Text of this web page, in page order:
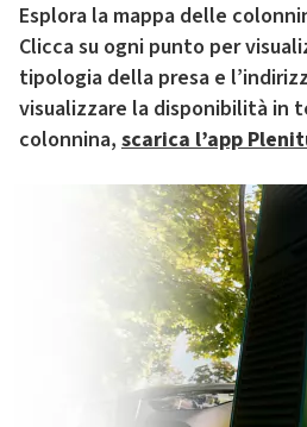
Esplora la mappa delle
Clicca su ogni punto per
tipologia della presa e
visualizzare la disponibilità in
colonnina, scarica l’app